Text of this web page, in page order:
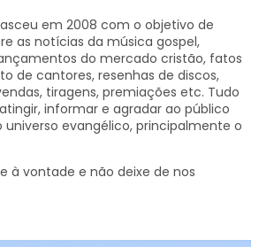
em 2008 com o objetivo de
as notícias da música gospel,
do mercado cristão, fatos
de cantores, resenhas de discos,
tiragens, premiações etc. Tudo
informar e agradar ao público
universo evangélico, principalmente o
à vontade e não deixe de nos